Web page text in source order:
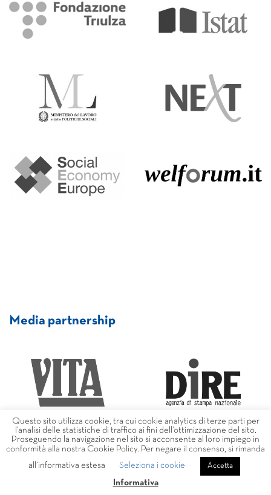
Media partnership
Questo sito utilizza cookie, tra cui cookie analytics di terze parti per
l’analisi delle statistiche di traffico ai fini dell’ottimizzazione del sito.
Proseguendo la navigazione nel sito si acconsente al loro impiego in
conformità alla nostra Cookie Policy. Per negare il consenso, si rimanda
all’informativa estesa
Seleziona i cookie Accetta
Informativa